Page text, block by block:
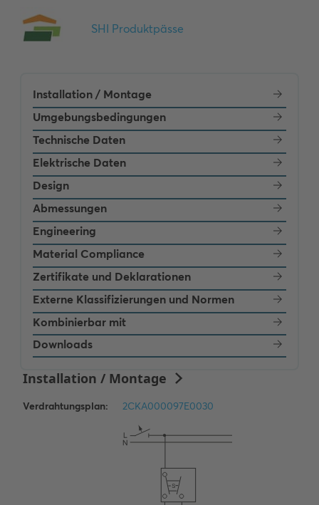
Installation / Montage
Umgebungsbedingungen
Technische Daten
Elektrische Daten
Design
Abmessungen
Engineering
Material Compliance
Zertifikate und Deklarationen
Externe Klassifizierungen und Normen
Kombinierbar mit
Downloads